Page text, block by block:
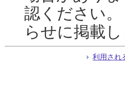
認ください
らせに掲載し
利用され